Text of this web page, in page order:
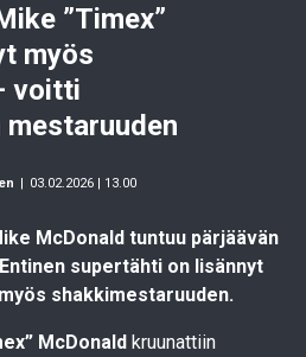
”Timex”
myös
voitti
| 03.02.2026 | 13.00
McDonald tuntuu pärjäävän
supertähti on lisännyt
shakkimestaruuden.
McDonald kruunattiin